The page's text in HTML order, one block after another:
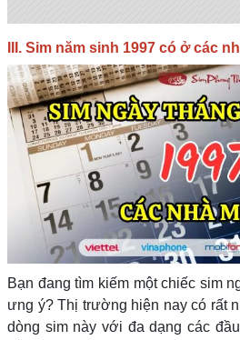
III. Sim năm sinh 1997 có ở các
Bạn đang tìm kiếm một chiếc sim
ưng ý? Thị trường hiện nay có rất
dòng sim này với đa dạng các